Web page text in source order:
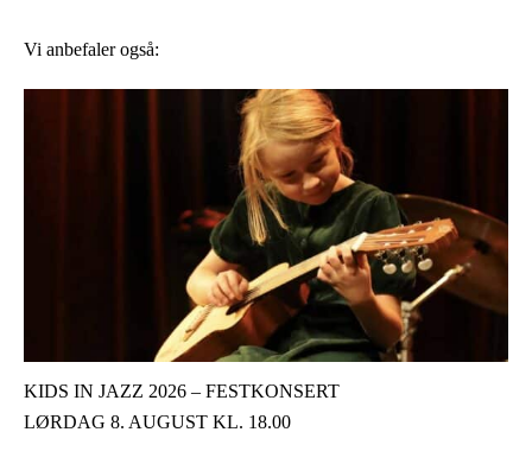
Vi anbefaler også:
KIDS IN JAZZ 2026 – FESTKONSERT
LØRDAG 8. AUGUST KL. 18.00